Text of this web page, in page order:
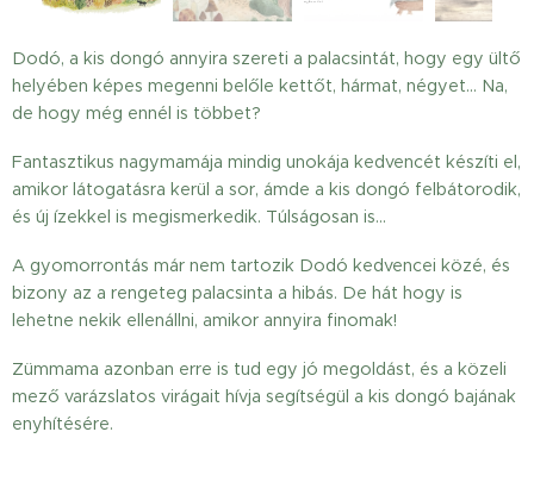
Dodó, a kis dongó annyira szereti a palacsintát, hogy egy ültő
helyében képes megenni belőle kettőt, hármat, négyet… Na,
de hogy még ennél is többet?
Fantasztikus nagymamája mindig unokája kedvencét készíti el,
amikor látogatásra kerül a sor, ámde a kis dongó felbátorodik,
és új ízekkel is megismerkedik. Túlságosan is…
A gyomorrontás már nem tartozik Dodó kedvencei közé, és
bizony az a rengeteg palacsinta a hibás. De hát hogy is
lehetne nekik ellenállni, amikor annyira finomak!
Zümmama azonban erre is tud egy jó megoldást, és a közeli
mező varázslatos virágait hívja segítségül a kis dongó bajának
enyhítésére.